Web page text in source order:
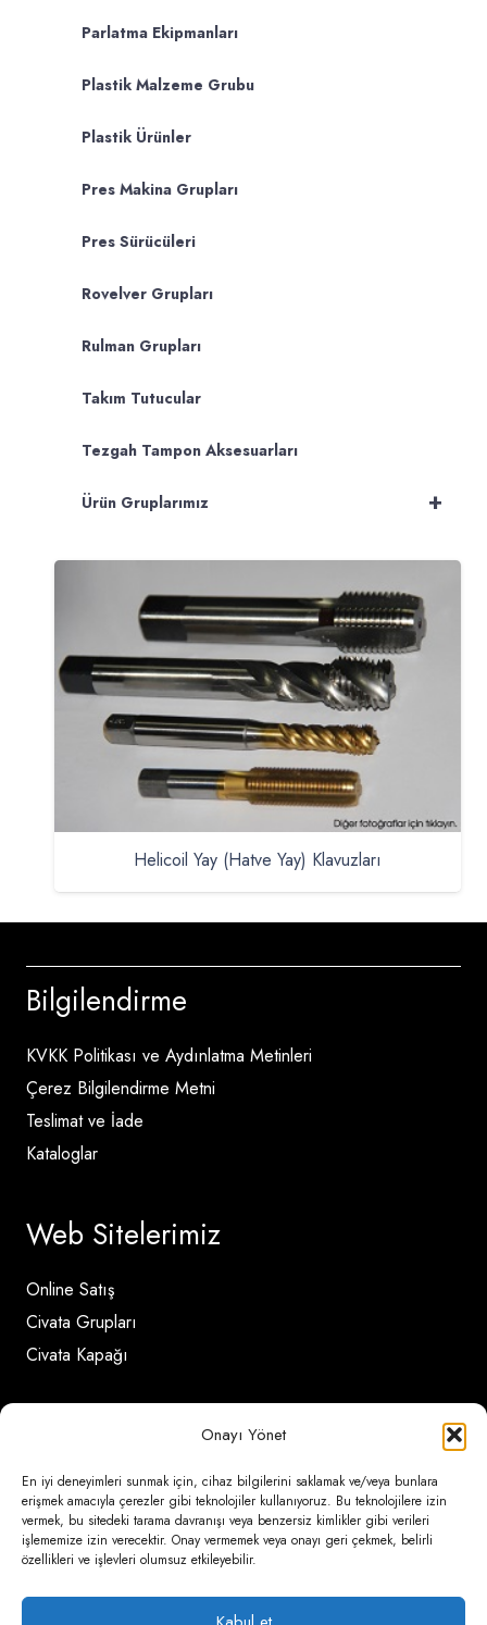
Onayı Yönet
En iyi deneyimleri sunmak için, cihaz bilgilerini saklamak ve/veya bunlara
erişmek amacıyla çerezler gibi teknolojiler kullanıyoruz. Bu teknolojilere izin
vermek, bu sitedeki tarama davranışı veya benzersiz kimlikler gibi verileri
işlememize izin verecektir. Onay vermemek veya onayı geri çekmek, belirli
özellikleri ve işlevleri olumsuz etkileyebilir.
Parlatma Ekipmanları
Plastik Malzeme Grubu
Plastik Ürünler
Pres Makina Grupları
Pres Sürücüleri
Rovelver Grupları
Rulman Grupları
Takım Tutucular
Tezgah Tampon Aksesuarları
+
Ürün Gruplarımız
Helicoil Yay (Hatve Yay) Klavuzları
Bilgilendirme
KVKK Politikası ve Aydınlatma Metinleri
Çerez Bilgilendirme Metni
Teslimat ve İade
Kataloglar
Web Sitelerimiz
Online Satış
Civata Grupları
Civata Kapağı
İletişim Detayları
Ömerli Mahallesi Risalet Sokak No:6/A (Hadımköy)
– Arnavutköy / İstanbul
0850 346 6 772